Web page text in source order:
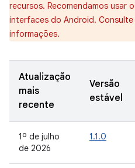
recursos. Recomendamos usar o
interfaces do Android. Consulte
informações.
Atualização
mais
recente
Versão
estável
1º de julho
de 2026
1.1.0